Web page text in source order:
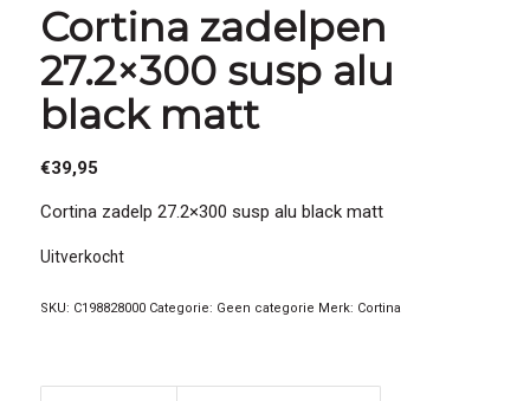
Cortina zadelpen
27.2×300 susp alu
black matt
€39,95
Cortina zadelp 27.2×300 susp alu black matt
Uitverkocht
SKU: C198828000 Categorie: Geen categorie Merk: Cortina